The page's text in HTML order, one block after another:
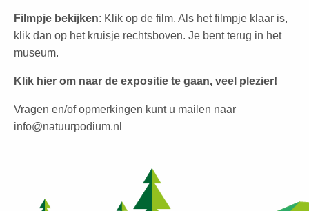
Filmpje bekijken: Klik op de film. Als het filmpje klaar is,
klik dan op het kruisje rechtsboven. Je bent terug in het
museum.
Klik hier om naar de expositie te gaan, veel plezier!
Vragen en/of opmerkingen kunt u mailen naar
info@natuurpodium.nl